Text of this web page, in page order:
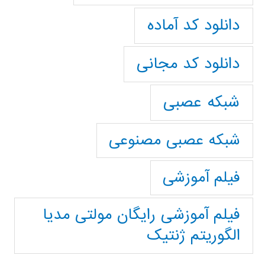
دانلود کد آماده
دانلود کد مجانی
شبکه عصبی
شبکه عصبی مصنوعی
فیلم آموزشی
فیلم آموزشی رایگان مولتی مدیا
الگوریتم ژنتیک